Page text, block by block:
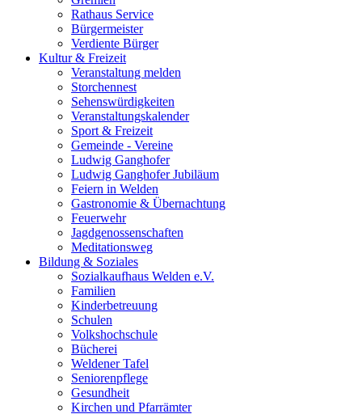
Rathaus Service
Bürgermeister
Verdiente Bürger
Kultur & Freizeit
Veranstaltung melden
Storchennest
Sehenswürdigkeiten
Veranstaltungskalender
Sport & Freizeit
Gemeinde - Vereine
Ludwig Ganghofer
Ludwig Ganghofer Jubiläum
Feiern in Welden
Gastronomie & Übernachtung
Feuerwehr
Jagdgenossenschaften
Meditationsweg
Bildung & Soziales
Sozialkaufhaus Welden e.V.
Familien
Kinderbetreuung
Schulen
Volkshochschule
Bücherei
Weldener Tafel
Seniorenpflege
Gesundheit
Kirchen und Pfarrämter